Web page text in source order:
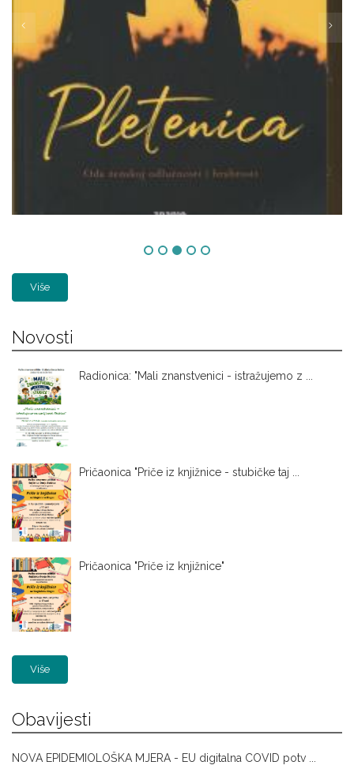
Više
Novosti
Radionica: "Mali znanstvenici - istražujemo z ...
Pričaonica "Priče iz knjižnice - stubičke taj ...
Pričaonica "Priče iz knjižnice"
Više
Obavijesti
NOVA EPIDEMIOLOŠKA MJERA - EU digitalna COVID potv ...